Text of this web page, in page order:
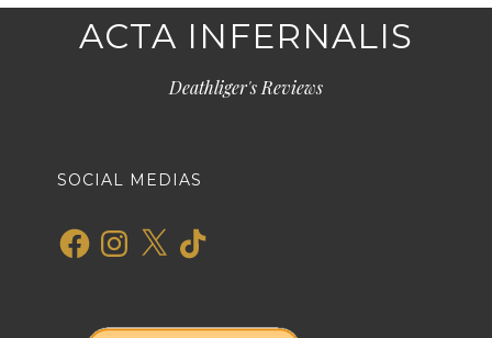
ACTA INFERNALIS
Deathliger's Reviews
SOCIAL MEDIAS
FacebookInstagram
X TikTok